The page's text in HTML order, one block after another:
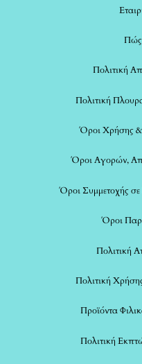
Πώς
Πολιτική
Πολιτική
Όροι Χρήσης &
Όροι Αγορών,
Όροι Συμμετοχής
Όροι
Πολιτική
Πολιτική
Προϊόντα
Πολιτική